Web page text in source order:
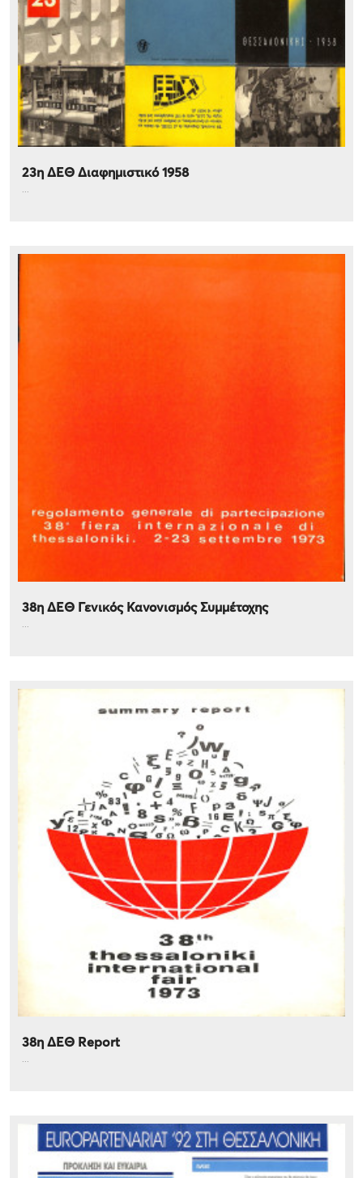
23η ΔΕΘ Διαφημιστικό 1958
...
38η ΔΕΘ Γενικός Κανονισμός Συμμέτοχης
...
38η ΔΕΘ Report
...